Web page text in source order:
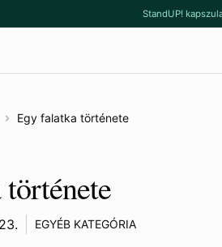
StandUP!
Egy falatka története
EGYÉB KATEGÓRIA